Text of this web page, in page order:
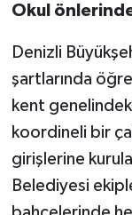
Okul
Denizli
şartlarında
kent
koordineli bir
girişlerine
Belediyesi